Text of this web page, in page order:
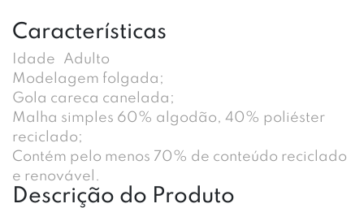
Características
Idade
Adulto
Modelagem folgada;
Gola careca canelada;
Malha simples 60% algodão, 40% poliéster
reciclado;
Contém pelo menos 70% de conteúdo reciclado
e renovável.
Descrição do Produto